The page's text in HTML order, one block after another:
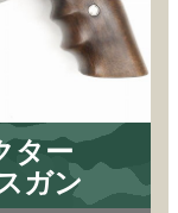
ター
ガン